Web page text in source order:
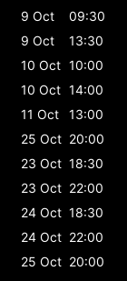
9 Oct
09:30
9 Oct
13:30
10 Oct 10:00
10 Oct 14:00
11 Oct
13:00
25 Oct 20:00
23 Oct 18:30
23 Oct 22:00
24 Oct 18:30
24 Oct 22:00
25 Oct 20:00